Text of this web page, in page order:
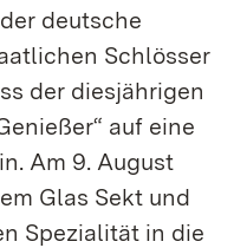
deutsche
Schlösser
der diesjährigen
auf eine
Am 9. August
Glas Sekt und
Spezialität in die